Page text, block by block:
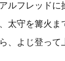
ルフレッドに
太守を篝火ま
、よじ登って